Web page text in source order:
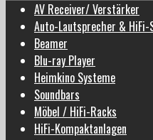
AV Receiver/ Verstärker
Auto-Lautsprecher & HiFi-
Beamer
Blu-ray Player
Heimkino Systeme
Soundbars
Möbel / HiFi-Racks
HiFi-Kompaktanlagen